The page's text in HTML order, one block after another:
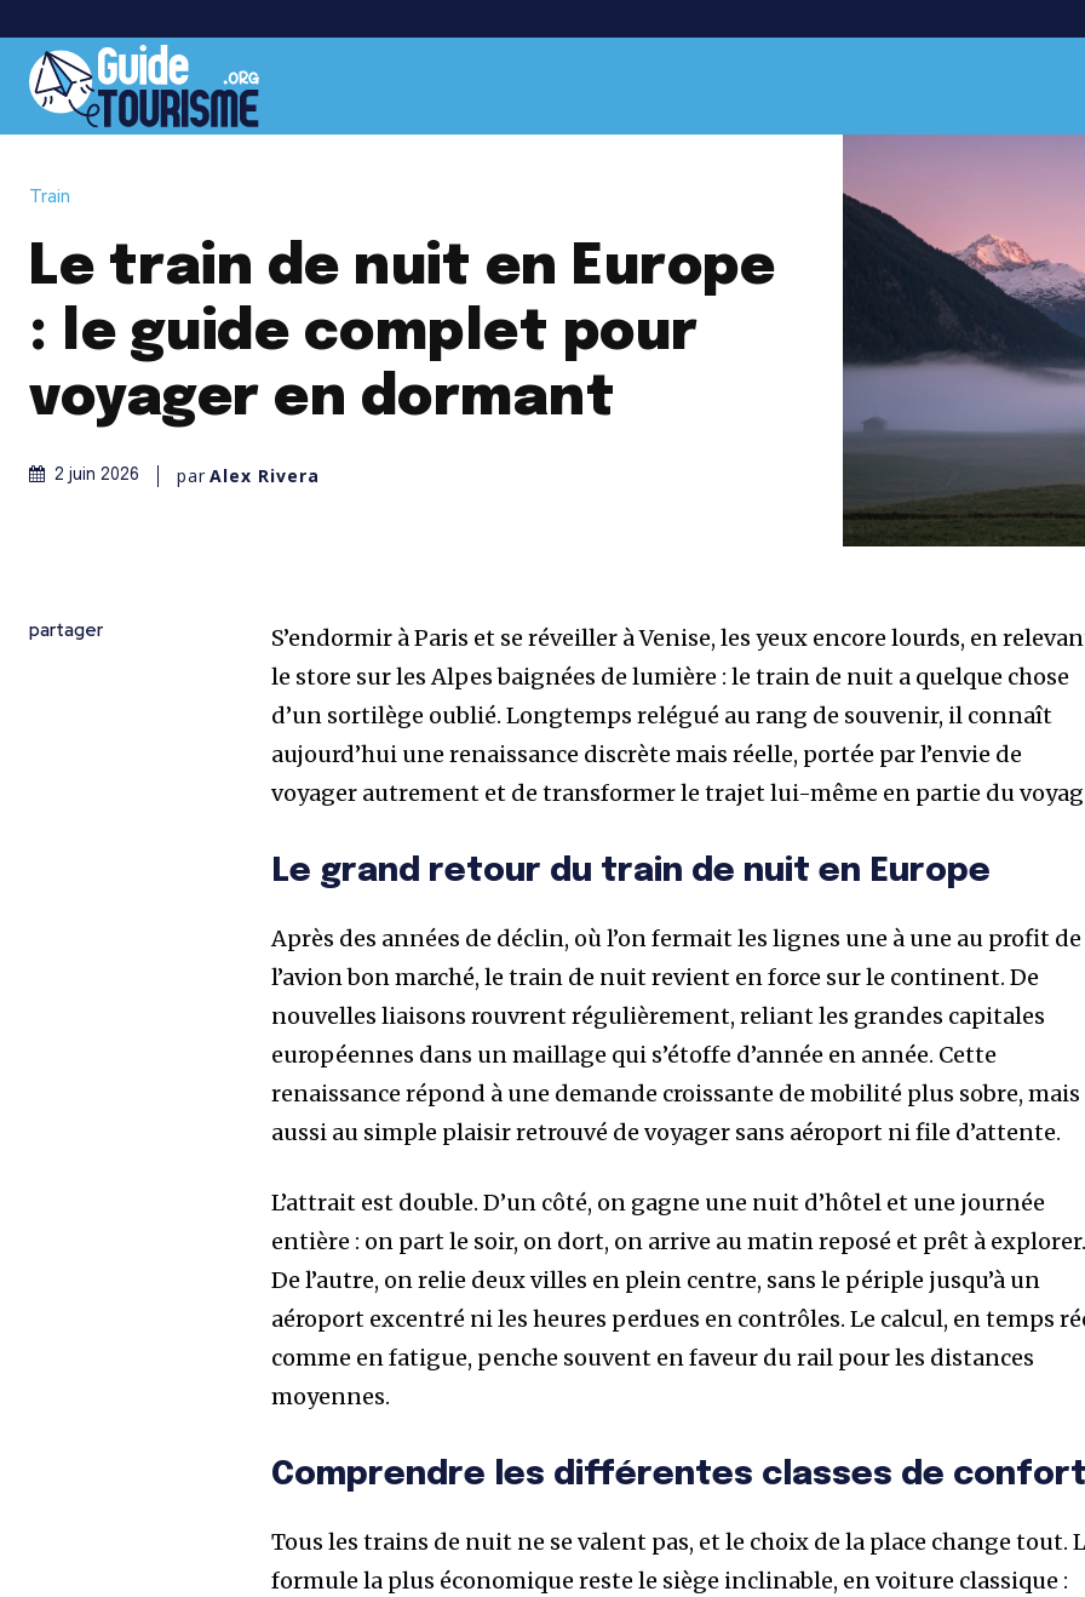
Train
Le train de nuit en Europe
: le guide complet pour
voyager en dormant
2 juin 2026 par Alex Rivera
partager
S’endormir à Paris et se réveiller à Venise, les yeux encore lourds, en
le store sur les Alpes baignées de lumière : le train de nuit a quelque chose
d’un sortilège oublié. Longtemps relégué au rang de souvenir, il connaît
aujourd’hui une renaissance discrète mais réelle, portée par l’envie de
voyager autrement et de transformer le trajet lui-même en partie du
Le grand retour du train de nuit en Europe
Après des années de déclin, où l’on fermait les lignes une à une au profit de
l’avion bon marché, le train de nuit revient en force sur le continent. De
nouvelles liaisons rouvrent régulièrement, reliant les grandes capitales
européennes dans un maillage qui s’étoffe d’année en année. Cette
renaissance répond à une demande croissante de mobilité plus sobre, mais
aussi au simple plaisir retrouvé de voyager sans aéroport ni file d’attente.
L’attrait est double. D’un côté, on gagne une nuit d’hôtel et une journée
entière : on part le soir, on dort, on arrive au matin reposé et prêt à
De l’autre, on relie deux villes en plein centre, sans le périple jusqu’à un
aéroport excentré ni les heures perdues en contrôles. Le calcul, en temps
comme en fatigue, penche souvent en faveur du rail pour les distances
moyennes.
Comprendre les différentes classes de
Tous les trains de nuit ne se valent pas, et le choix de la place change tout.
formule la plus économique reste le siège inclinable, en voiture classique :